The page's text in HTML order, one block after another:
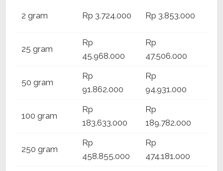
2 gram Rp 3.724.000 Rp 3.853.000
25 gram
Rp
45.968.000
Rp
47.506.000
50 gram
Rp
91.862.000
Rp
94.931.000
100 gram
Rp
183.633.000
Rp
189.782.000
250 gram
Rp
458.855.000
Rp
474.181.000